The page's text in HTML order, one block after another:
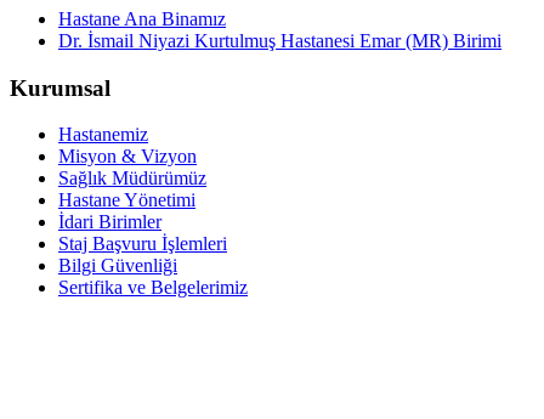
Hastane Ana Binamız
Dr. İsmail Niyazi Kurtulmuş Hastanesi Emar (MR) Birimi
Kurumsal
Hastanemiz
Misyon & Vizyon
Sağlık Müdürümüz
Hastane Yönetimi
İdari Birimler
Staj Başvuru İşlemleri
Bilgi Güvenliği
Sertifika ve Belgelerimiz